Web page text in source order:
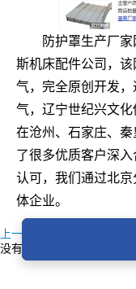
防护罩生产厂家
斯机床配件公司，
气，完全原创开发
气，辽宁世纪兴文
在沧州、石家庄、
了很多优质客户深
认可，我们通过北
体企业。
上一篇：拖链网站优化案例
没有了